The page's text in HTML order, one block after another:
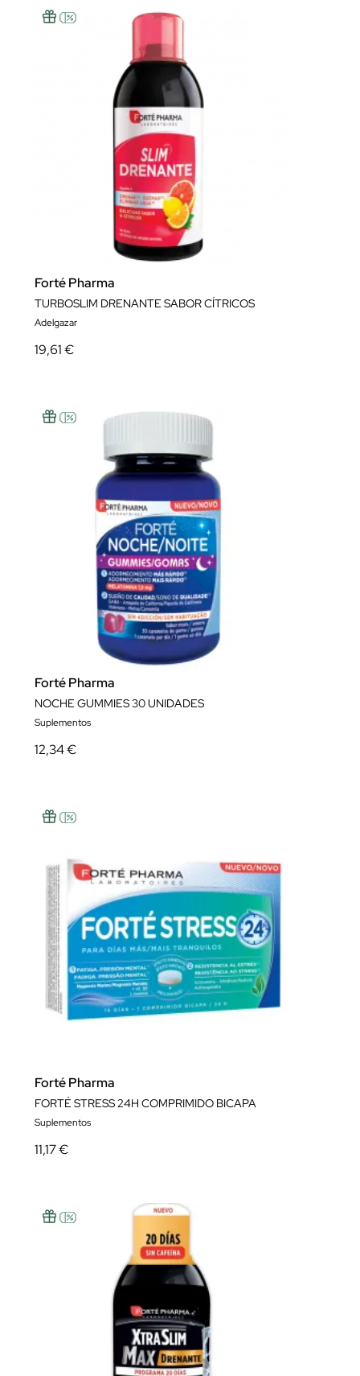
Forté Pharma
TURBOSLIM DRENANTE SABOR CÍTRICOS
Adelgazar
19,61 €
Forté Pharma
NOCHE GUMMIES 30 UNIDADES
Suplementos
12,34 €
Forté Pharma
FORTÉ STRESS 24H COMPRIMIDO BICAPA
Suplementos
11,17 €